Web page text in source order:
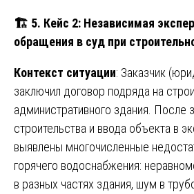
🏗 5. Кейс 2: Независимая
обращения в суд при
Контекст ситуации: Заказчик
заключил договор подряда на
административного здания. После
строительства и ввода объекта в
выявлены многочисленные
горячего водоснабжения:
в разных частях здания, шум в